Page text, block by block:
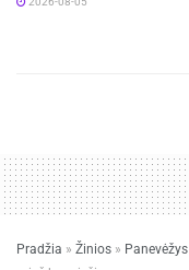
Pradžia » Žinios » Panevėžys